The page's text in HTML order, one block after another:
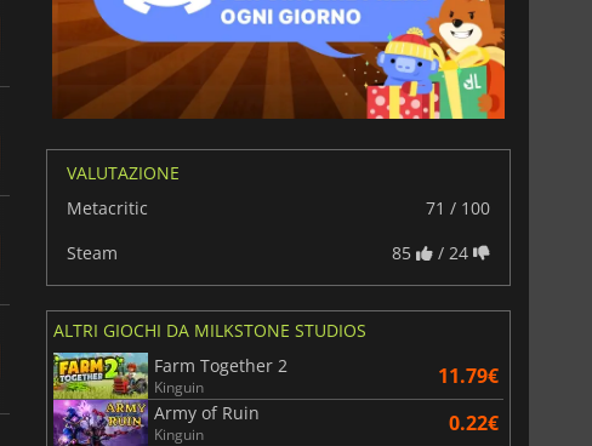
VALUTAZIONE
Metacritic
71 / 100
Steam
85 / 24
ALTRI GIOCHI DA MILKSTONE STUDIOS
Farm Together 2
Kinguin 11.79€
Army of Ruin
Kinguin 0.22€